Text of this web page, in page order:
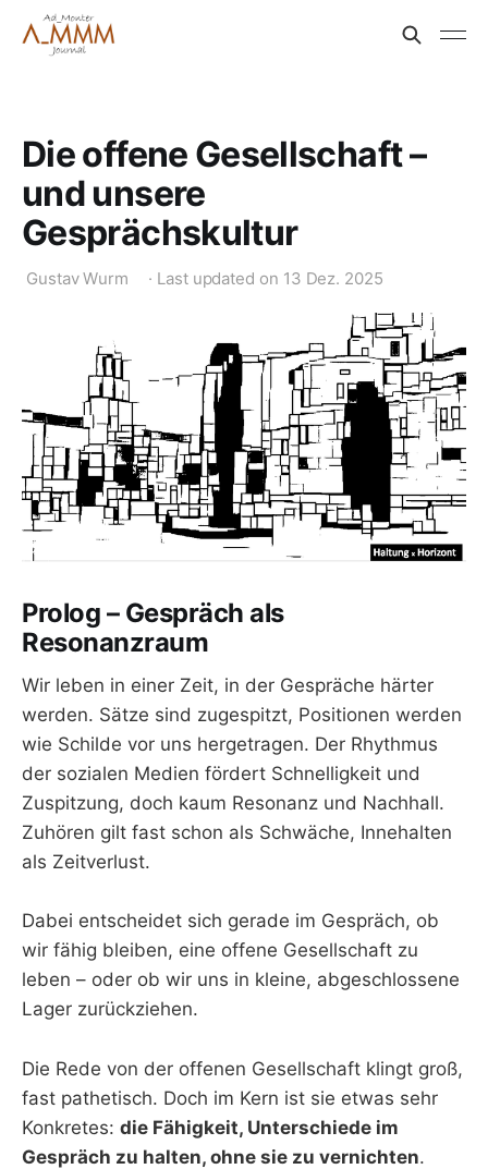
Die offene Gesellschaft –
und unsere
Gesprächskultur
Gustav Wurm · Last updated on 13 Dez. 2025
Prolog – Gespräch als
Resonanzraum
Wir leben in einer Zeit, in der Gespräche härter
werden. Sätze sind zugespitzt, Positionen werden
wie Schilde vor uns hergetragen. Der Rhythmus
der sozialen Medien fördert Schnelligkeit und
Zuspitzung, doch kaum Resonanz und Nachhall.
Zuhören gilt fast schon als Schwäche, Innehalten
als Zeitverlust.
Dabei entscheidet sich gerade im Gespräch, ob
wir fähig bleiben, eine offene Gesellschaft zu
leben – oder ob wir uns in kleine, abgeschlossene
Lager zurückziehen.
Die Rede von der offenen Gesellschaft klingt groß,
fast pathetisch. Doch im Kern ist sie etwas sehr
Konkretes: die Fähigkeit, Unterschiede im
Gespräch zu halten, ohne sie zu vernichten.